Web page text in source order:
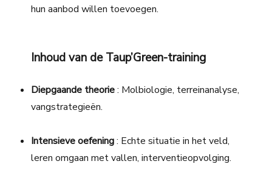
hun aanbod willen toevoegen.
Inhoud van de Taup’Green-training
Diepgaande theorie: Molbiologie, terreinanalyse,
vangstrategieën.
Intensieve oefening: Echte situatie in het veld,
leren omgaan met vallen, interventieopvolging.